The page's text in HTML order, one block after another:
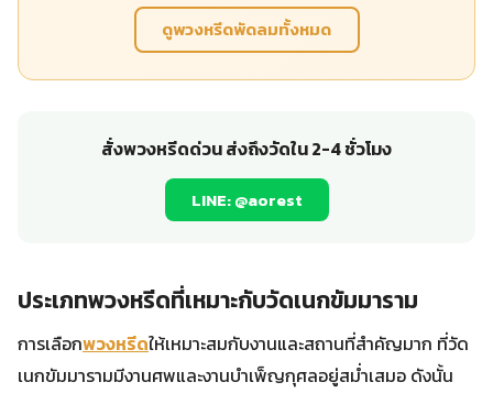
ดูพวงหรีดพัดลมทั้งหมด
สั่งพวงหรีดด่วน ส่งถึงวัดใน 2-4 ชั่วโมง
LINE: @aorest
ประเภทพวงหรีดที่เหมาะกับวัดเนกขัมมาราม
การเลือกพวงหรีดให้เหมาะสมกับงานและสถานที่สำคัญมาก ที่วัด
เนกขัมมารามมีงานศพและงานบำเพ็ญกุศลอยู่สม่ำเสมอ ดังนั้น